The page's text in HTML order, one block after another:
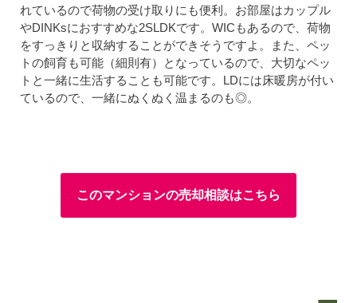
れているので荷物の受け取りにも便利。お部屋はカップル
やDINKsにおすすめな2SLDKです。WICもあるので、荷物
をすっきりと収納することができそうですよ。また、ペッ
トの飼育も可能（細則有）となっているので、大切なペッ
トと一緒に生活することも可能です。LDには床暖房が付い
ているので、一緒にぬくぬく温まるのも◎。
このマンションの売却相談はこちら